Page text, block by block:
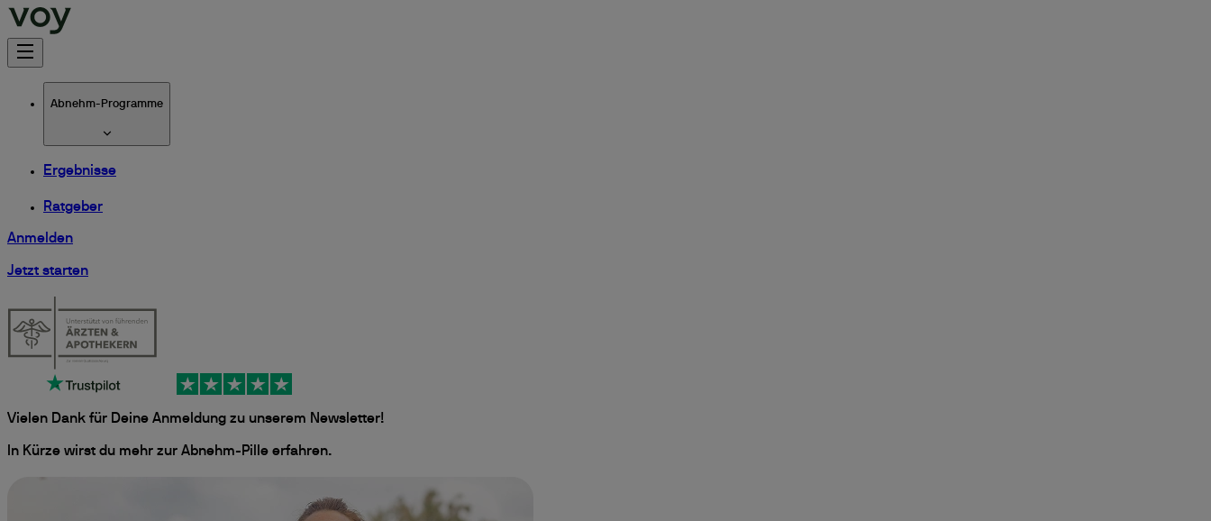
Abnehm-Programme
Ergebnisse
Ratgeber
Anmelden
Jetzt starten
Vielen Dank für Deine Anmeldung zu unserem Newsletter!
In Kürze wirst du mehr zur Abnehm-Pille erfahren.